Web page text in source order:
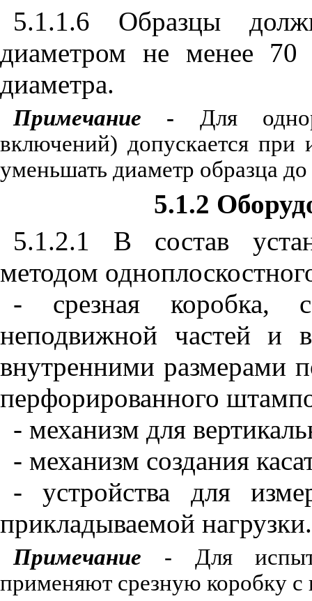
5.1.1.6 Образцы
диаметром не менее
диаметра.
Примечание - Для
включений) допускается при
уменьшать диаметр образца
5.1.2
5.1.2.1 В состав
методом
- срезная коробка,
неподвижной частей и
внутренними размерами
перфорированного
- механизм для
- механизм создания
- устройства для
прикладываемой нагрузки.
Примечание - Для
применяют срезную коробку